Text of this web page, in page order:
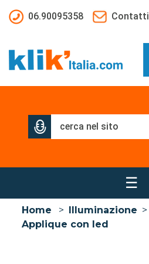
06.90095358
Contatti
☰
Home > Illuminazione >
Applique con led